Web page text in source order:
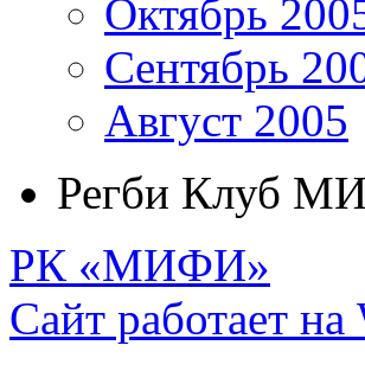
Октябрь
Сентябрь
Август 2005
Регби Клуб
РК «МИФИ»
Сайт работает на